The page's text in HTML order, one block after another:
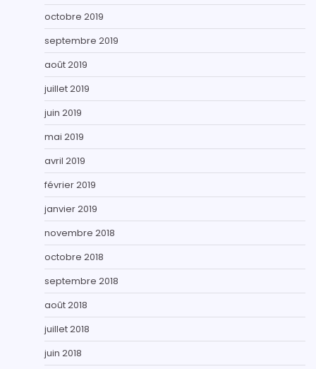
octobre 2019
septembre 2019
août 2019
juillet 2019
juin 2019
mai 2019
avril 2019
février 2019
janvier 2019
novembre 2018
octobre 2018
septembre 2018
août 2018
juillet 2018
juin 2018